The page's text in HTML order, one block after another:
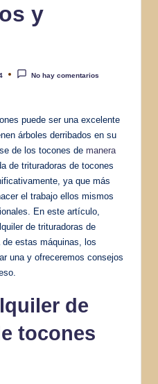
y
No hay comentarios
puede ser una excelente
árboles derribados en su
de los tocones de manera
de trituradoras de tocones
ya que más
el trabajo ellos mismos
En este artículo,
de trituradoras de
estas máquinas, los
una y ofreceremos consejos
de
tocones